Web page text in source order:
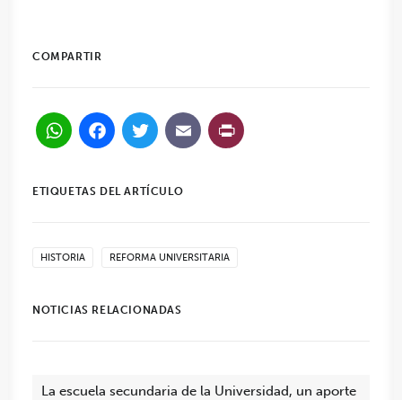
COMPARTIR
WhatsApp
Facebook
Twitter
Email
ETIQUETAS DEL ARTÍCULO
HISTORIA REFORMA UNIVERSITARIA
NOTICIAS RELACIONADAS
La escuela secundaria de la Universidad, un aporte